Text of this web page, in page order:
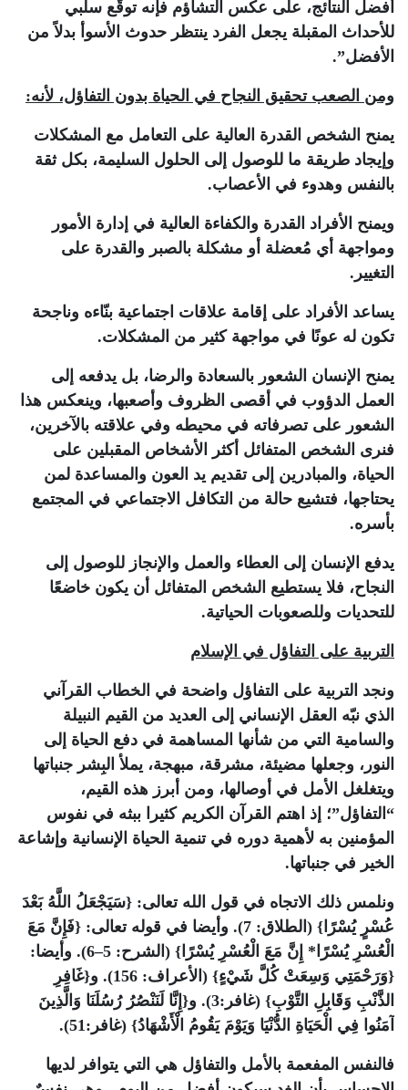
أفضل النتائج، على عكس التشاؤم فإنه توقّع سلبي
للأحداث المقبلة يجعل الفرد ينتظر حدوث الأسوأ بدلاً من
الأفضل”.
ومن الصعب تحقيق النجاح في الحياة بدون التفاؤل، لأنه:
يمنح الشخص القدرة العالية على التعامل مع المشكلات
وإيجاد طريقة ما للوصول إلى الحلول السليمة، بكل ثقة
بالنفس وهدوء في الأعصاب.
ويمنح الأفراد القدرة والكفاءة العالية في إدارة الأمور
ومواجهة أي مُعضلة أو مشكلة بالصبر والقدرة على
التغيير.
يساعد الأفراد على إقامة علاقات اجتماعية بنّاءه وناجحة
تكون له عونًا في مواجهة كثير من المشكلات.
يمنح الإنسان الشعور بالسعادة والرضا، بل يدفعه إلى
العمل الدؤوب في أقصى الظروف وأصعبها، وينعكس هذا
الشعور على تصرفاته في محيطه وفي علاقته بالآخرين،
فنرى الشخص المتفائل أكثر الأشخاص المقبلين على
الحياة، والمبادرين إلى تقديم يد العون والمساعدة لمن
يحتاجها، فتشيع حالة من التكافل الاجتماعي في المجتمع
بأسره.
يدفع الإنسان إلى العطاء والعمل والإنجاز للوصول إلى
النجاح، فلا يستطيع الشخص المتفائل أن يكون خاضعًا
للتحديات وللصعوبات الحياتية.
التربية على التفاؤل في الإسلام
ونجد التربية على التفاؤل واضحة في الخطاب القرآني
الذي نبّه العقل الإنساني إلى العديد من القيم النبيلة
والسامية التي من شأنها المساهمة في دفع الحياة إلى
النور، وجعلها مضيئة، مشرقة، مبهجة، يملأ البِشر جنباتها
ويتغلغل الأمل في أوصالها، ومن أبرز هذه القيم،
“التفاؤل”؛ إذ اهتم القرآن الكريم كثيرا ببثه في نفوس
المؤمنين به لأهمية دوره في تنمية الحياة الإنسانية وإشاعة
الخير في جنباتها.
ونلمس ذلك الاتجاه في قول الله تعالى: {سَيَجْعَلُ اللَّهُ بَعْدَ
عُسْرٍ يُسْرًا} (الطلاق: 7). وأيضا في قوله تعالى: {فَإِنَّ مَعَ
الْعُسْرِ يُسْرًا* إِنَّ مَعَ الْعُسْرِ يُسْرًا} (الشرح: 5–6). وأيضا:
{وَرَحْمَتِي وَسِعَتْ كُلَّ شَيْءٍ} (الأعراف: 156). و{غَافِرِ
الذَّنْبِ وَقَابِلِ التَّوْبِ} (غافر:3). و{إِنَّا لَنَنْصُرُ رُسُلَنَا وَالَّذِينَ
آمَنُوا فِي الْحَيَاةِ الدُّنْيَا وَيَوْمَ يَقُومُ الْأَشْهَادُ} (غافر:51).
فالنفس المفعمة بالأمل والتفاؤل هي التي يتوافر لديها